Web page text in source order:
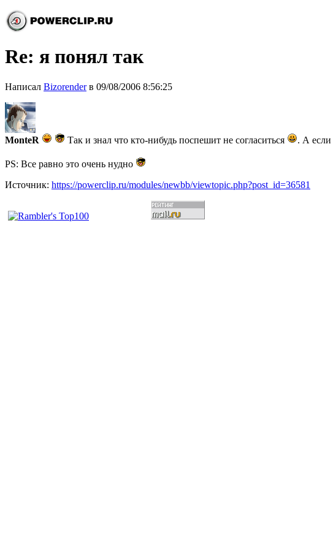
Re: я понял так
Написал Bizorenderв 09/08/2006 8:56:25
MonteR Так и знал что кто-нибудь поспешит не согласиться . А если
PS: Все равно это очень нудно
Источник: https://powerclip.ru/modules/newbb/viewtopic.php?post_id=36581